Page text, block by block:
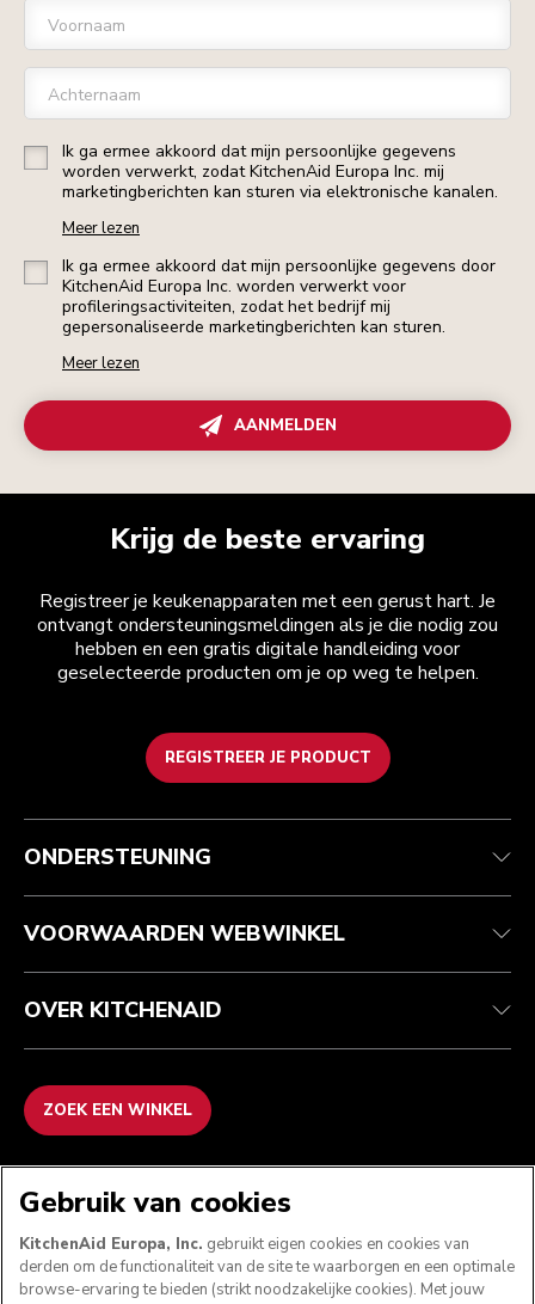
Voornaam
Achternaam
Ik ga ermee akkoord dat mijn persoonlijke gegevens
worden verwerkt, zodat KitchenAid Europa Inc. mij
marketingberichten kan sturen via elektronische kanalen.
Meer lezen
Ik ga ermee akkoord dat mijn persoonlijke gegevens door
KitchenAid Europa Inc. worden verwerkt voor
profileringsactiviteiten, zodat het bedrijf mij
gepersonaliseerde marketingberichten kan sturen.
Meer lezen
AANMELDEN
Krijg de beste ervaring
Registreer je keukenapparaten met een gerust hart. Je
ontvangt ondersteuningsmeldingen als je die nodig zou
hebben en een gratis digitale handleiding voor
geselecteerde producten om je op weg te helpen.
REGISTREER JE PRODUCT
Health check
Je bestelling volgen
Garantie en documenten
Veelgestelde vragen
Algemene voorwaarden
Retournering en terugbetaling
Imprint
ODR
Het merk
Zoek een winkel
ONDERSTEUNING
VOORWAARDEN WEBWINKEL
OVER KITCHENAID
ZOEK EEN WINKEL
Gebruik van cookies
KitchenAid Europa, Inc. gebruikt eigen cookies en cookies van
derden om de functionaliteit van de site te waarborgen en een optimale
browse-ervaring te bieden (strikt noodzakelijke cookies). Met jouw